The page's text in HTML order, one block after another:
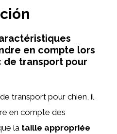
en compte lors
de transport pour
de transport pour chien, il
en compte des
la taille appropriée